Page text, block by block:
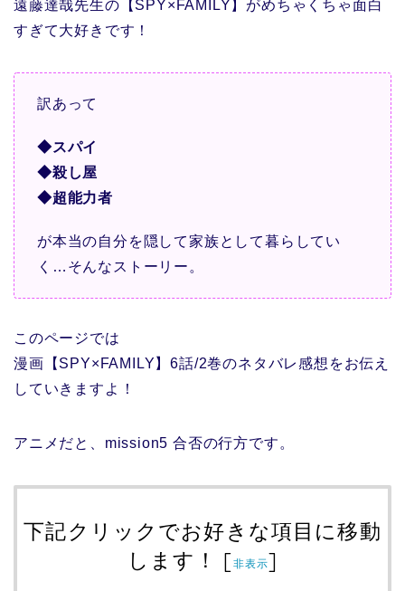
遠藤達哉先生の【SPY×FAMILY】がめちゃくちゃ面白
すぎて大好きです！
訳あって
◆スパイ
◆殺し屋
◆超能力者
が本当の自分を隠して家族として暮らしてい
く…そんなストーリー。
このページでは
漫画【SPY×FAMILY】6話/2巻のネタバレ感想をお伝え
していきますよ！
アニメだと、mission5 合否の行方です。
下記クリックでお好きな項目に移動
します！
[非表示]